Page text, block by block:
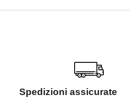
Spedizioni assicurate